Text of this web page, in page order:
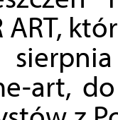
ART,
art,